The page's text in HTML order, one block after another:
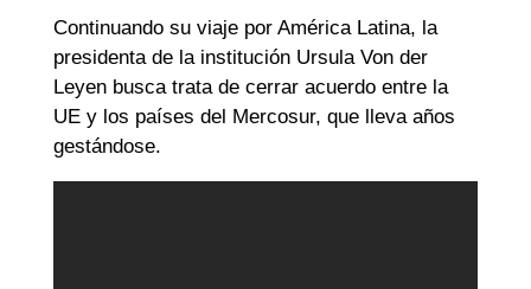
Continuando su viaje por América Latina, la
presidenta de la institución Ursula Von der
Leyen busca trata de cerrar acuerdo entre la
UE y los países del Mercosur, que lleva años
gestándose.